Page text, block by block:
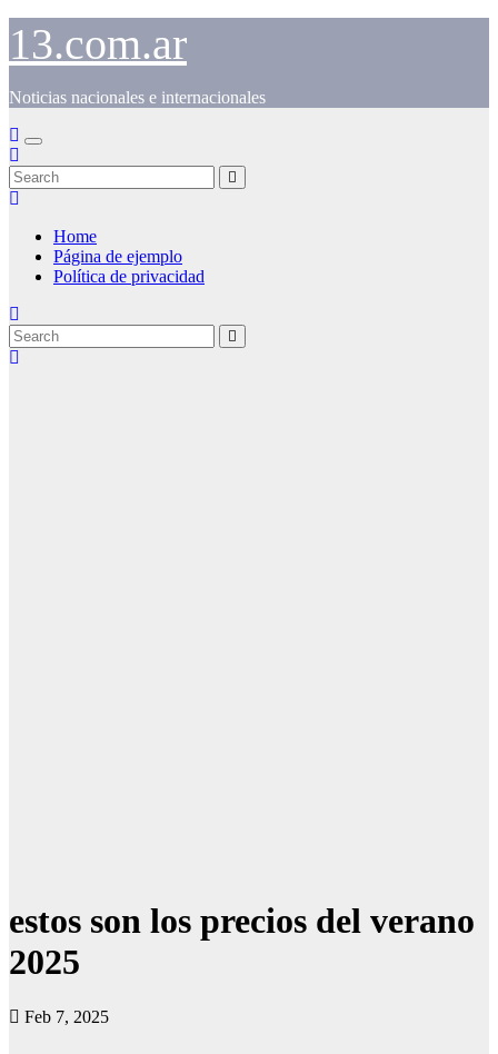
Skip
content
13.com.ar
Noticias nacionales e internacionales
Home
Página de ejemplo
Política de privacidad
estos son los precios del verano
2025
Feb 7, 2025